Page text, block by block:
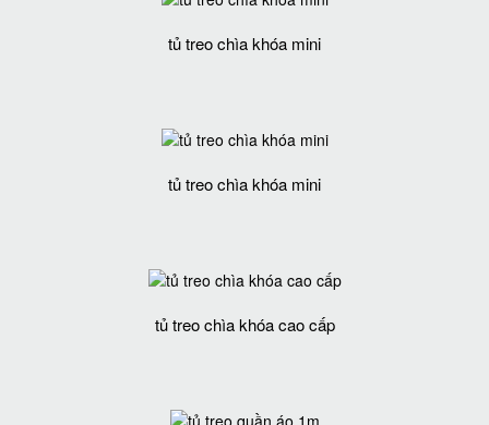
tủ treo chìa khóa mini
tủ treo chìa khóa mini
tủ treo chìa khóa cao cấp